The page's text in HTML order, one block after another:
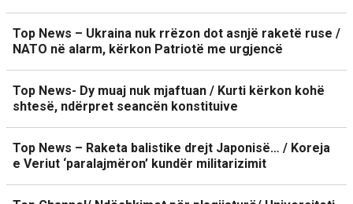
Top News – Ukraina nuk rrëzon dot asnjë raketë ruse /
NATO në alarm, kërkon Patriotë me urgjencë
Top News- Dy muaj nuk mjaftuan / Kurti kërkon kohë
shtesë, ndërpret seancën konstituive
Top News – Raketa balistike drejt Japonisë… / Koreja
e Veriut ‘paralajmëron’ kundër militarizimit